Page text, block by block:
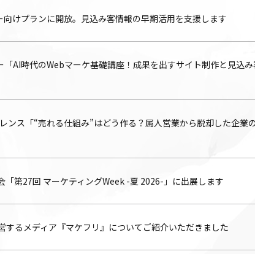
向けプランに開放。見込み客情報の早期活用を支援します
AI時代のWebマーケ基礎講座！成果を出すサイト制作と見込
ンス「“売れる仕組み”はどう作る？属人営業から脱却した企業
第27回 マーケティングWeek -夏 2026-」に出展します
するメディア『マケフリ』についてご紹介いただきました